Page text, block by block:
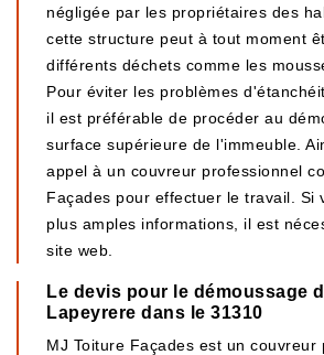
négligée par les propriétaires des
cette structure peut à tout moment
différents déchets comme les
Pour éviter les problèmes
il est préférable de procéder au
surface supérieure de l'immeuble.
appel à un couvreur professionnel
Façades pour effectuer le travail. Si
plus amples informations, il est
site web.
Le devis pour le démoussage
Lapeyrere dans le 31310
MJ Toiture Façades est un couvreur